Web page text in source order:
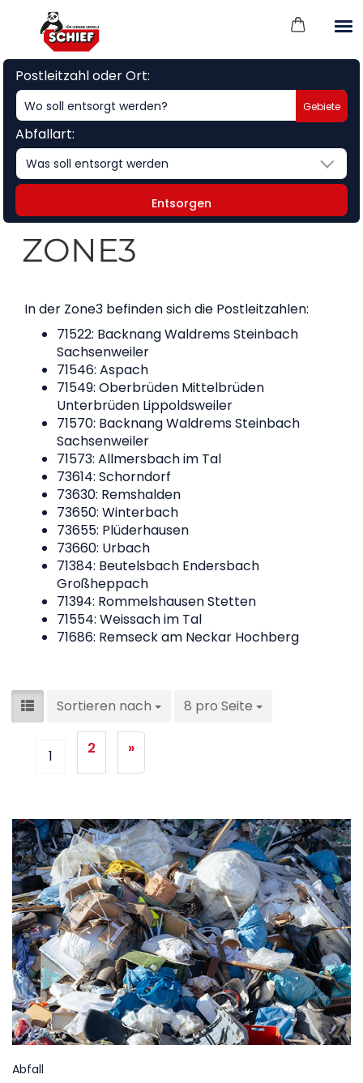
Gebiete
Postleitzahl oder Ort:
Abfallart:
Was soll entsorgt werden
Entsorgen
ZONE3
In der Zone3 befinden sich die Postleitzahlen:
71522: Backnang Waldrems Steinbach
Sachsenweiler
71546: Aspach
71549: Oberbrüden Mittelbrüden
Unterbrüden Lippoldsweiler
71570: Backnang Waldrems Steinbach
Sachsenweiler
71573: Allmersbach im Tal
73614: Schorndorf
73630: Remshalden
73650: Winterbach
73655: Plüderhausen
73660: Urbach
71384: Beutelsbach Endersbach
Großheppach
71394: Rommelshausen Stetten
71554: Weissach im Tal
71686: Remseck am Neckar Hochberg
Sortieren nach 8 pro Seite
1 2 »
Abfall